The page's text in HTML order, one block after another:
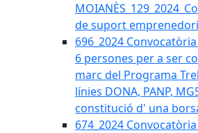
de suport
696_2024
6 persones per a ser
marc del Programa
línies DONA, PANP,
constitució d' una
674_2024